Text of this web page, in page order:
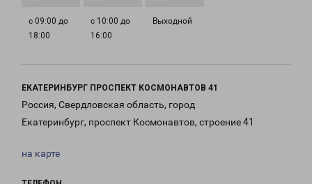
с 09:00 до
18:00
с 10:00 до
16:00
Выходной
ЕКАТЕРИНБУРГ ПРОСПЕКТ КОСМОНАВТОВ 41
Россия, Свердловская область, город
Екатеринбург, проспект Космонавтов, строение 41
на карте